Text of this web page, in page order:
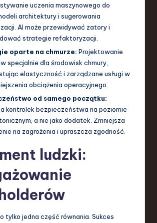
uczenia maszynowego do
architektury i sugerowania
AI może przewidywać zatory i
strategie refaktoryzacji.
oparte na chmurze: Projektowanie
specjalnie dla środowisk chmury,
elastyczność i zarządzane usługi w
obciążenia operacyjnego.
od samego początku:
kontrolek bezpieczeństwa na poziomie
a nie jako dodatek. Zmniejsza
na zagrożenia i upraszcza zgodność.
ludzki:
tylko jedna część równania. Sukces